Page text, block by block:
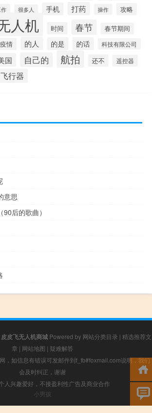
很多人 手机 打药 操作 攻略
人机 时间 春节 春节期间
疫情 的人 的是 的话 科技有限公司
国 自己的 航拍 还不 遥控器
飞行器
意思
后的歌曲）
皮皮飞无人机商城Powered by 网站分类目录 | 精选推荐文
章 | 网站地图 | 疑难解答
，如信息有错误可发邮件到f_fb#foxmail.com说明，我们
会及时纠正，谢谢
人兴趣爱好，不接盈利性广告及商业合作
小男孩